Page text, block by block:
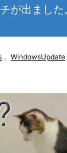
が出ました
, WindowsUpdate